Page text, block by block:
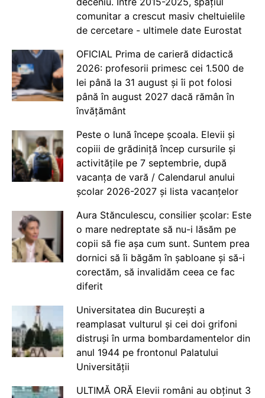
comunitar a crescut masiv cheltuielile
de cercetare - ultimele date Eurostat
OFICIAL Prima de carieră didactică
2026: profesorii primesc cei 1.500 de
lei până la 31 august și îi pot folosi
până în august 2027 dacă rămân în
învățământ
Peste o lună începe școala. Elevii și
copiii de grădiniță încep cursurile și
activitățile pe 7 septembrie, după
vacanța de vară / Calendarul anului
școlar 2026-2027 și lista vacanțelor
Aura Stănculescu, consilier școlar: Este
o mare nedreptate să nu-i lăsăm pe
copii să fie așa cum sunt. Suntem prea
dornici să îi băgăm în șabloane și să-i
corectăm, să invalidăm ceea ce fac
diferit
Universitatea din București a
reamplasat vulturul și cei doi grifoni
distruși în urma bombardamentelor din
anul 1944 pe frontonul Palatului
Universității
ULTIMĂ ORĂ Elevii români au obținut 3